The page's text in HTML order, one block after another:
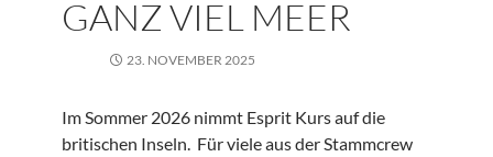
GANZ VIEL MEER
23. NOVEMBER 2025
Im Sommer 2026 nimmt Esprit Kurs auf die
britischen Inseln. Für viele aus der Stammcrew